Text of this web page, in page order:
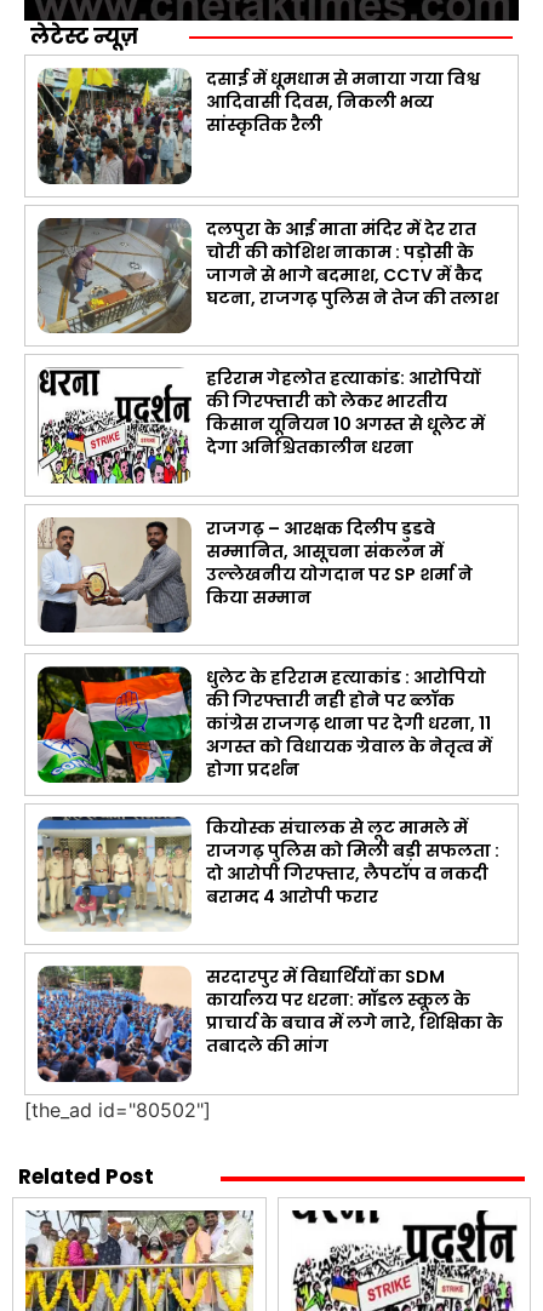
लेटेस्ट न्यूज़
दसाई में धूमधाम से मनाया गया विश्व
आदिवासी दिवस, निकली भव्य
सांस्कृतिक रैली
दलपुरा के आई माता मंदिर में देर रात
चोरी की कोशिश नाकाम : पड़ोसी के
जागने से भागे बदमाश, CCTV में कैद
घटना, राजगढ़ पुलिस ने तेज की तलाश
हरिराम गेहलोत हत्याकांड: आरोपियों
की गिरफ्तारी को लेकर भारतीय
किसान यूनियन 10 अगस्त से धूलेट में
देगा अनिश्चितकालीन धरना
राजगढ़ – आरक्षक दिलीप डुडवे
सम्मानित, आसूचना संकलन में
उल्लेखनीय योगदान पर SP शर्मा ने
किया सम्मान
धुलेट के हरिराम हत्याकांड : आरोपियो
की गिरफ्तारी नही होने पर ब्लॉक
कांग्रेस राजगढ़ थाना पर देगी धरना, 11
अगस्त को विधायक ग्रेवाल के नेतृत्व में
होगा प्रदर्शन
कियोस्क संचालक से लूट मामले में
राजगढ़ पुलिस को मिली बड़ी सफलता :
दो आरोपी गिरफ्तार, लैपटॉप व नकदी
बरामद 4 आरोपी फरार
सरदारपुर में विद्यार्थियों का SDM
कार्यालय पर धरना: मॉडल स्कूल के
प्राचार्य के बचाव में लगे नारे, शिक्षिका के
तबादले की मांग
[the_ad id="80502"]
Related Post